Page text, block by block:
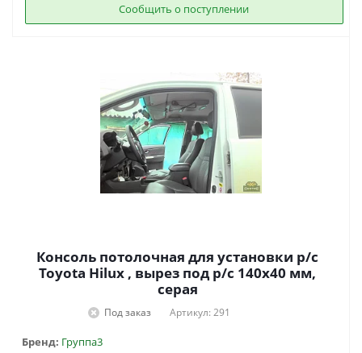
Сообщить о поступлении
Консоль потолочная для установки р/c
Toyota Hilux , вырез под р/c 140х40 мм,
серая
Под заказ Артикул: 291
Бренд: Группа3